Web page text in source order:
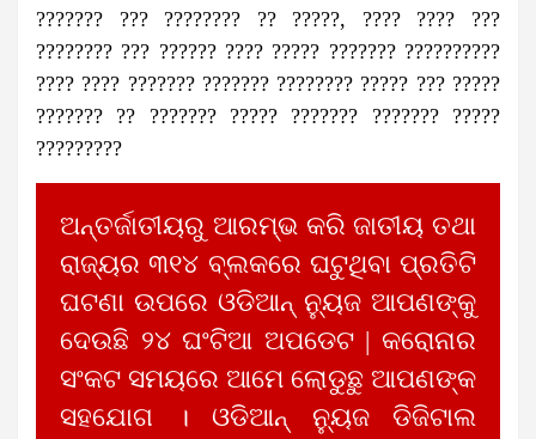
??????? ??? ???????? ?? ?????, ???? ???? ???
???????? ??? ?????? ???? ????? ??????? ??????????
???? ???? ??????? ??????? ???????? ????? ??? ?????
??????? ?? ??????? ????? ??????? ??????? ?????
?????????
ଅନ୍ତର୍ଜାତୀୟରୁ ଆରମ୍ଭ କରି ଜାତୀୟ ତଥା
ରାଜ୍ୟର ୩୧୪ ବ୍ଲକରେ ଘଟୁଥିବା ପ୍ରତିଟି
ଘଟଣା ଉପରେ ଓଡିଆନ୍ ନ୍ୟୁଜ ଆପଣଙ୍କୁ
ଦେଉଛି ୨୪ ଘଂଟିଆ ଅପଡେଟ | କରୋନାର
ସଂକଟ ସମୟରେ ଆମେ ଲୋଡୁଛୁ ଆପଣଙ୍କ
ସହଯୋଗ । ଓଡିଆନ୍ ନ୍ୟୁଜ ଡିଜିଟାଲ